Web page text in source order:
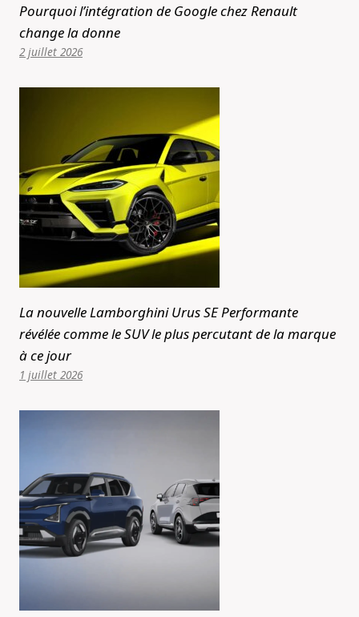
Pourquoi l’intégration de Google chez Renault
change la donne
2 juillet 2026
La nouvelle Lamborghini Urus SE Performante
révélée comme le SUV le plus percutant de la marque
à ce jour
1 juillet 2026